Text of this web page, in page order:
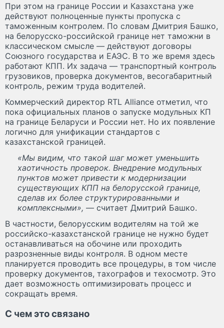
При этом на границе России и Казахстана уже
действуют полноценные пункты пропуска с
таможенным контролем. По словам Дмитрия Башко,
на белорусско-российской границе нет таможни в
классическом смысле — действуют договоры
Союзного государства и ЕАЭС. В то же время здесь
работают КПП. Их задача — транспортный контроль
грузовиков, проверка документов, весогабаритный
контроль, режим труда водителей.
Коммерческий директор RTL Alliance отметил, что
пока официальных планов о запуске модульных КП
на границе Беларуси и России нет. Но их появление
логично для унификации стандартов с
казахстанской границей.
«Мы видим, что такой шаг может уменьшить
хаотичность проверок. Внедрение модульных
пунктов может привести к модернизации
существующих КПП на белорусской границе,
сделав их более структурированными и
комплексными», — считает Дмитрий Башко.
В частности, белорусским водителям на той же
российско-казахстанской границе не нужно будет
останавливаться на обочине или проходить
разрозненные виды контроля. В одном месте
планируется проводить все процедуры, в том числе
проверку документов, тахографов и техосмотр. Это
дает возможность оптимизировать процесс и
сокращать время.
С чем это связано